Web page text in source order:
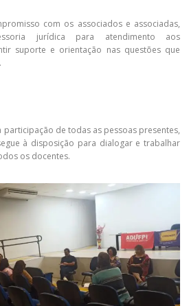
com os associados e associadas,
jurídica para atendimento aos
suporte e orientação nas questões que
de todas as pessoas presentes,
à disposição para dialogar e trabalhar
os docentes.